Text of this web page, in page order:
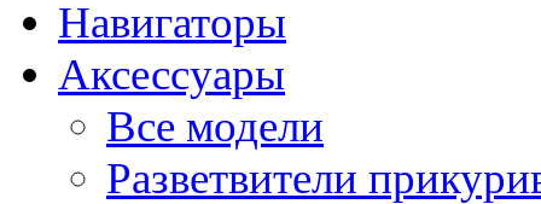
Навигаторы
Аксессуары
Все модели
Разветвители